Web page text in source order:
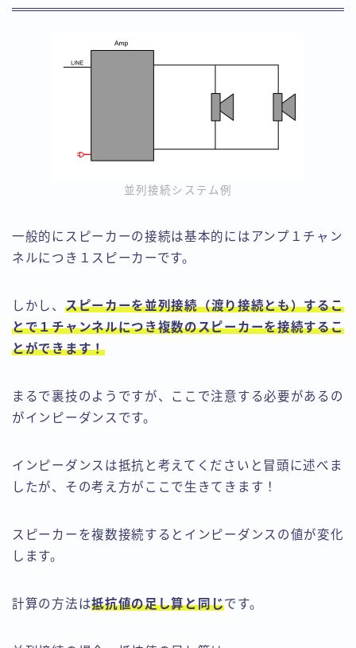
並列接続システム例
一般的にスピーカーの接続は基本的にはアンプ１チャン
ネルにつき１スピーカーです。
しかし、 スピーカーを並列接続（渡り接続とも）するこ
とで１チャンネルにつき複数のスピーカーを接続するこ
とができます！
まるで裏技のようですが、ここで注意する必要があるの
がインピーダンスです。
インピーダンスは抵抗と考えてくださいと冒頭に述べま
したが、その考え方がここで生きてきます！
スピーカーを複数接続するとインピーダンスの値が変化
します。
計算の方法は抵抗値の足し算と同じです。